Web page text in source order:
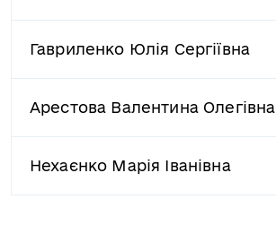
Гавриленко Юлія Сергіївна
Арестова Валентина Олегівна
Нехаєнко Марія Іванівна